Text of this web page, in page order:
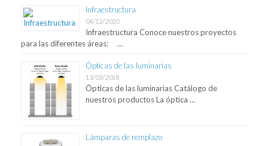
Infraestructura
04/12/2020
Infraestructura Conoce nuestros proyectos
para las diferentes áreas: …
Ópticas de las luminarias
13/03/2018
Ópticas de las luminarias Catálogo de
nuestros productos La óptica …
Lámparas de remplazo